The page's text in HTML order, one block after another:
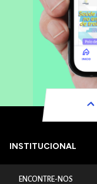
INSTITUCIONAL
ENCONTRE-NOS